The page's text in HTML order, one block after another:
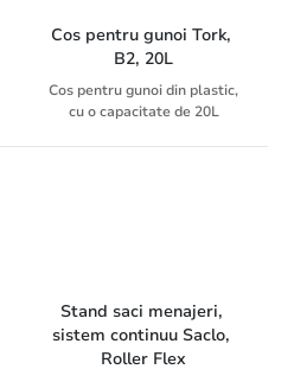
Cos pentru gunoi Tork,
B2, 20L
Cos pentru gunoi din plastic,
cu o capacitate de 20L
Stand saci menajeri,
sistem continuu Saclo,
Roller Flex